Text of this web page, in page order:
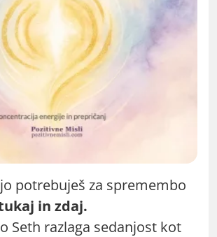
potrebuješ za spremembo
in zdaj.
Seth razlaga sedanjost kot